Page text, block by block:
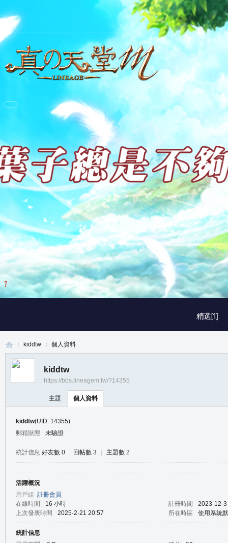
精選[1]
1 / 3
kiddtw 個人資料
kiddtw
https://bbs.lineagem.tw/?14355
主題 個人資料
kiddtw(UID: 14355)
郵箱狀態
未驗證
統計信息 好友數 0 回帖數 3 主題數 2
活躍概況
用戶組 註冊會員
在線時間
16 小時 註冊時間
2023-12-
上次發表時間
2025-2-21 20:57 所在時區 使用系統
統計信息